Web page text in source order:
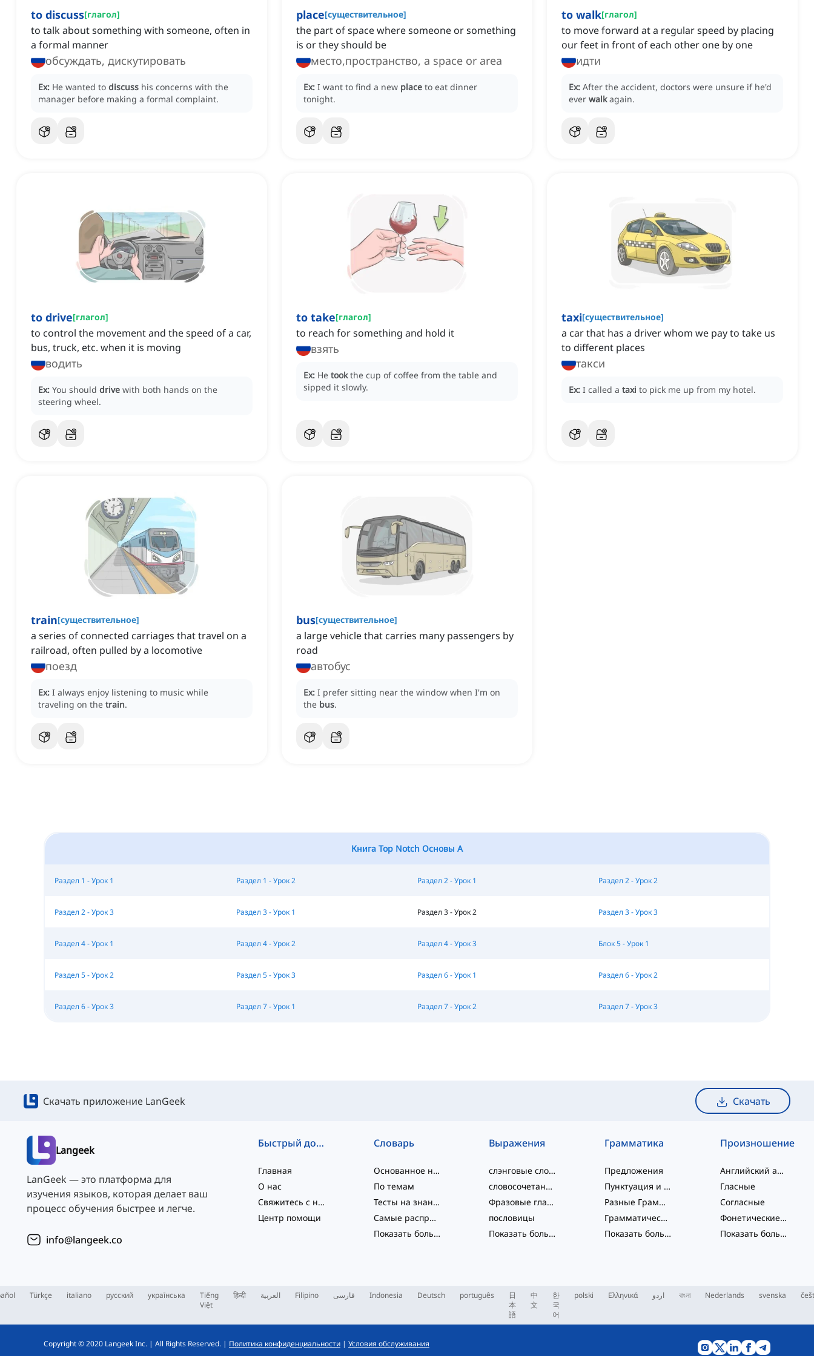
to discuss[глагол]
to talk about something with someone, often in
a formal manner
обсуждать, дискутировать
Ex: He wanted to discuss his concerns with the
manager before making a formal complaint.
place[существительное]
the part of space where someone or something
is or they should be
место,пространство, a space or area
Ex: I want to find a new place to eat dinner
tonight.
to walk[глагол]
to move forward at a regular speed by placing
our feet in front of each other one by one
идти
Ex: After the accident, doctors were unsure if he'd
ever walk again.
to drive[глагол]
to control the movement and the speed of a car,
bus, truck, etc. when it is moving
водить
Ex: You should drive with both hands on the
steering wheel.
to take[глагол]
to reach for something and hold it
взять
Ex: He took the cup of coffee from the table and
sipped it slowly.
taxi[существительное]
a car that has a driver whom we pay to take us
to different places
такси
Ex: I called a taxi to pick me up from my hotel.
train[существительное]
a series of connected carriages that travel on a
railroad, often pulled by a locomotive
поезд
Ex: I always enjoy listening to music while
traveling on the train.
bus[существительное]
a large vehicle that carries many passengers by
road
автобус
Ex: I prefer sitting near the window when I'm on
the bus.
Книга Top Notch Основы A
Раздел 1 - Урок 1 Раздел 1 - Урок 2 Раздел 2 - Урок 1 Раздел 2 - Урок 2
Раздел 2 - Урок 3 Раздел 3 - Урок 1 Раздел 3 - Урок 2 Раздел 3 - Урок 3
Раздел 4 - Урок 1 Раздел 4 - Урок 2 Раздел 4 - Урок 3 Блок 5 - Урок 1
Раздел 5 - Урок 2 Раздел 5 - Урок 3 Раздел 6 - Урок 1 Раздел 6 - Урок 2
Раздел 6 - Урок 3 Раздел 7 - Урок 1 Раздел 7 - Урок 2 Раздел 7 - Урок 3
Скачать приложение LanGeek Скачать
Langeek
LanGeek — это платформа для
изучения языков, которая делает ваш
процесс обучения быстрее и легче.
info@langeek.co
Быстрый доступ
Главная
О нас
Свяжитесь с нами
Центр помощи
Словарь
Основанное на уровне
По темам
Тесты на знание языка
Самые распространённые
Показать больше
Выражения
слэнговые слова
словосочетания
Фразовые глаголы
пословицы
Показать больше
Грамматика
Предложения
Пунктуация и Орфография
Разные Грамматические Темы
Грамматические Функции
Показать больше
Произношение
Английский алфавит
Гласные
Согласные
Фонетические концепции
Показать больше
Türkçe italiano русский українська
Tiếng
Việt
हिन्दी العربية Filipino فارسی Indonesia Deutsch português
日
本
語
中
文
한
국
어
polski Ελληνικά اردو বাংলা Nederlands svenska
Copyright © 2020 Langeek Inc. | All Rights Reserved. | Политика конфиденциальности | Условия обслуживания